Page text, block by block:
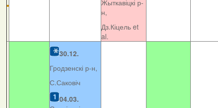
Жыткавіцкі р-
н,
Дз.Кіцель et
al.
30.12.
Гродзенскі р-н,
С.Саковіч
04.03.